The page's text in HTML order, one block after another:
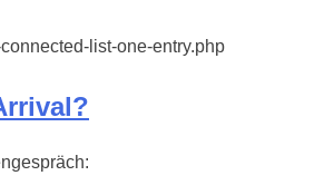
list-one-entry.php